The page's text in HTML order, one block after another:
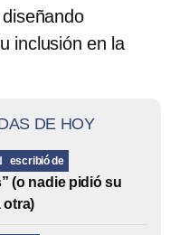
diseñando
inclusión en la
DE HOY
escribió de
(o nadie pidió su
otra)